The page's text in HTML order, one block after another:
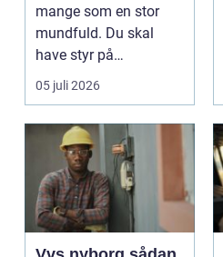
mange som en stor
mundfuld. Du skal
have styr på
nedpakning, tunge
l&oslas...
05 juli 2026